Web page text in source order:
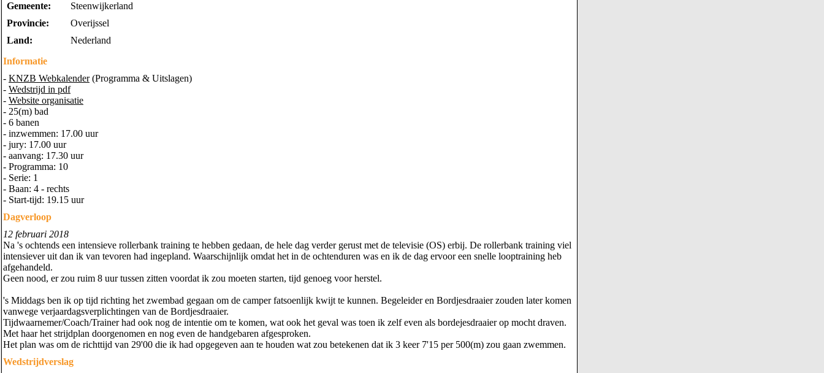
Gemeente:
Steenwijkerland
Provincie:
Overijssel
Land:
Nederland
Informatie
- KNZB Webkalender(Programma & Uitslagen)
- Wedstrijd in pdf
- Website organisatie
- 25(m) bad
- 6 banen
- inzwemmen: 17.00 uur
- jury: 17.00 uur
- aanvang: 17.30 uur
- Programma: 10
- Serie: 1
- Baan: 4 - rechts
- Start-tijd: 19.15 uur
Dagverloop
12 februari 2018
Na 's ochtends een intensieve rollerbank training te hebben gedaan, de hele dag verder gerust met de televisie (OS) erbij. De rollerbank training viel
intensiever uit dan ik van tevoren had ingepland. Waarschijnlijk omdat het in de ochtenduren was en ik de dag ervoor een snelle looptraining heb
afgehandeld.
Geen nood, er zou ruim 8 uur tussen zitten voordat ik zou moeten starten, tijd genoeg voor herstel.
's Middags ben ik op tijd richting het zwembad gegaan om de camper fatsoenlijk kwijt te kunnen. Begeleider en Bordjesdraaier zouden later komen
vanwege verjaardagsverplichtingen van de Bordjesdraaier.
Tijdwaarnemer/Coach/Trainer had ook nog de intentie om te komen, wat ook het geval was toen ik zelf even als bordejesdraaier op mocht draven.
Met haar het strijdplan doorgenomen en nog even de handgebaren afgesproken.
Het plan was om de richttijd van 29'00 die ik had opgegeven aan te houden wat zou betekenen dat ik 3 keer 7'15 per 500(m) zou gaan zwemmen.
Wedstrijdverslag